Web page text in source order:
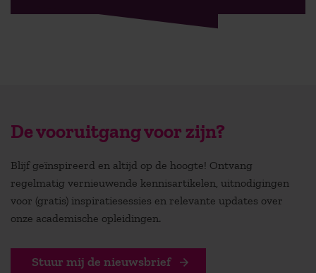
De vooruitgang voor zijn?
Blijf geïnspireerd en altijd op de hoogte! Ontvang
regelmatig vernieuwende kennisartikelen, uitnodigingen
voor (gratis) inspiratiesessies en relevante updates over
onze academische opleidingen.
Stuur mij de nieuwsbrief